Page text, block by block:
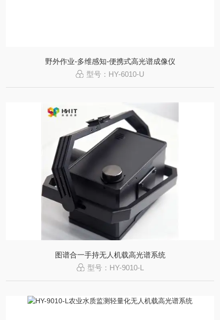
野外作业-多维感知-便携式高光谱成像仪
型号：HY-6010-U
图谱合一手持无人机载高光谱系统
型号：HY-9010-L